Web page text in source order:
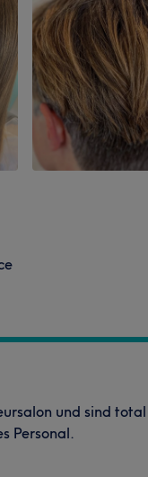
und sind total
Personal.